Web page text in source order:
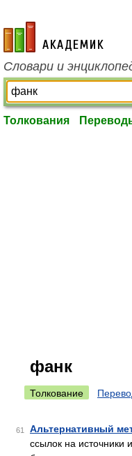
academic.ru
Словари и
Толкования
фанк
Толкование
61 Альтернативный
ссылок на